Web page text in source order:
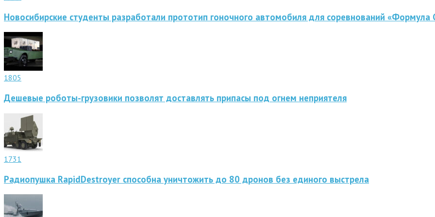
Новосибирские студенты разработали прототип гоночного автомобиля для соревнований «Формула
1805
Дешевые роботы-грузовики позволят доставлять припасы под огнем неприятеля
1731
Радиопушка RapidDestroyer способна уничтожить до 80 дронов без единого выстрела